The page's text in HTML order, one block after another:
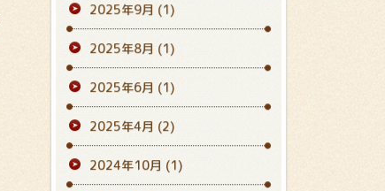
2025年9月 (1)
2025年8月 (1)
2025年6月 (1)
2025年4月 (2)
2024年10月 (1)